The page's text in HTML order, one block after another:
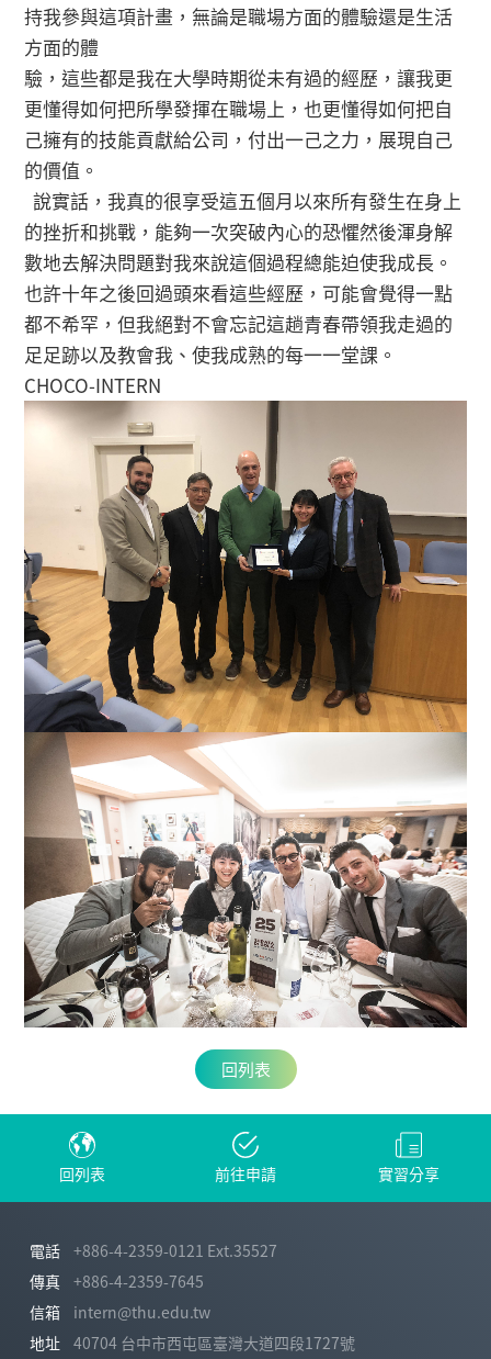
持我參與這項計畫，無論是職場⽅面的體驗還是⽣活
方面的體
驗，這些都是我在大學時期從未有過的經歷，讓我更
更懂得如何把所學發揮在職場上，也更懂得如何把⾃
己擁有的技能貢獻給公司，付出一己之力，展現⾃己
的價值。
說實話，我真的很享受這五個月以來所有發生在身上
的挫折和挑戰，能夠一次突破內心的恐懼然後渾⾝解
數地去解決問題對我來說這個過程總能迫使我成長。
也許十年之後回過頭來看這些經歷，可能會覺得⼀點
都不希罕，但我絕對不會忘記這趟青春帶領我走過的
⾜足跡以及教會我、使我成熟的每⼀一堂課。
CHOCO-INTERN
回列表
回列表 前往申請 實習分享
電話
+886-4-2359-0121 Ext.35527
傳真
+886-4-2359-7645
信箱
intern@thu.edu.tw
地址
40704 台中市西屯區臺灣大道四段1727號